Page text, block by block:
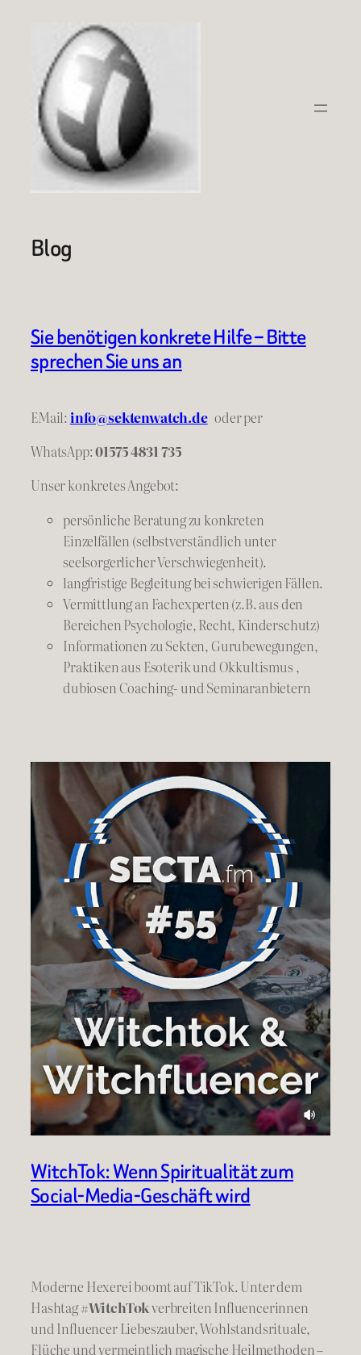
springen
Blog
Sie benötigen konkrete Hilfe – Bitte
sprechen Sie uns an
EMail:info@sektenwatch.de oderper
WhatsApp:01575 4831 735
Unser konkretes Angebot:
persönliche Beratung zu konkreten
Einzelfällen (selbstverständlich unter
seelsorgerlicher Verschwiegenheit).
langfristige Begleitung bei schwierigen Fällen.
Vermittlung an Fachexperten (z.B. aus den
Bereichen Psychologie, Recht, Kinderschutz)
Informationen zu Sekten, Gurubewegungen,
Praktiken aus Esoterik und Okkultismus ,
dubiosen Coaching- und Seminaranbietern
WitchTok: Wenn Spiritualität zum
Social-Media-Geschäft wird
Moderne Hexerei boomt auf TikTok. Unter dem
Hashtag#WitchTokverbreiten Influencerinnen
und Influencer Liebeszauber, Wohlstandsrituale,
Flüche und vermeintlich magische Heilmethoden –